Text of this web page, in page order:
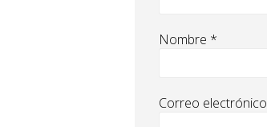
Nombre *
Correo electrónico